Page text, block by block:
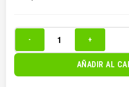
CONICA/PUNT
- +
AÑADIR AL